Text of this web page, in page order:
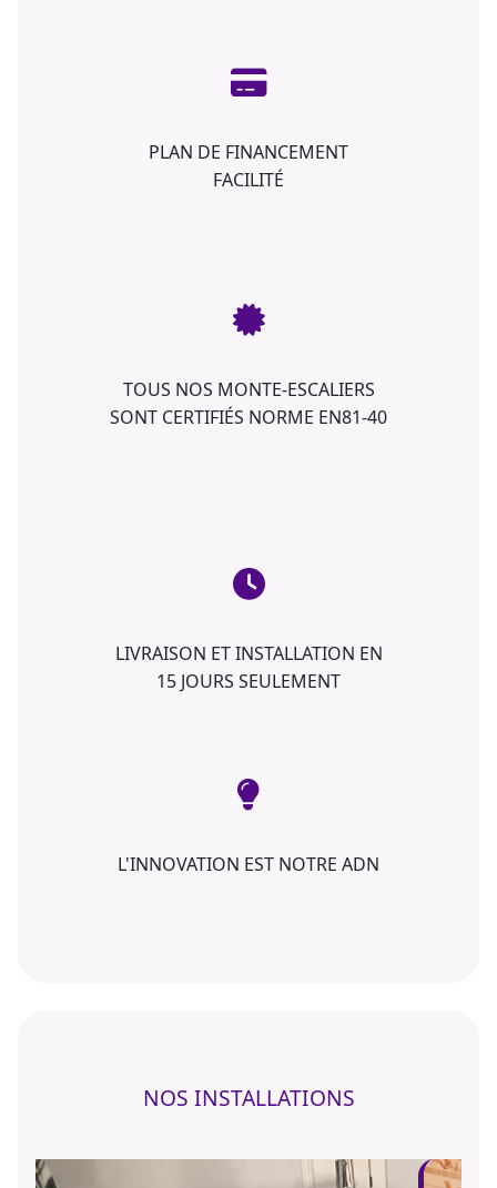
PLAN DE FINANCEMENT
FACILITÉ
TOUS NOS MONTE-ESCALIERS
SONT CERTIFIÉS NORME EN81-40
LIVRAISON ET INSTALLATION EN
15 JOURS SEULEMENT
L'INNOVATION EST NOTRE ADN
NOS INSTALLATIONS